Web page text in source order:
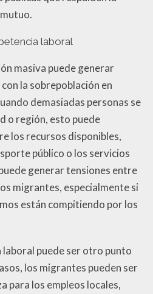
laboral
masiva puede generar
la sobrepoblación en
demasiadas personas se
o región, esto puede
los recursos disponibles,
público o los servicios
generar tensiones entre
migrantes, especialmente si
están compitiendo por los
puede ser otro punto
los migrantes pueden ser
para los empleos locales,